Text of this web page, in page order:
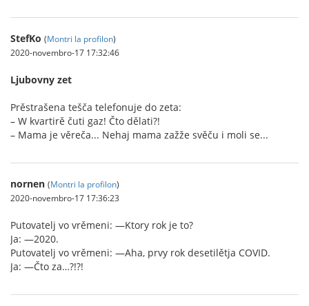
StefKo (Montri la profilon)
2020-novembro-17 17:32:46
Ljubovny zet
Prěstrašena tešča telefonuje do zeta:
– W kvartirě čuti gaz! Čto dělati?!
– Mama je věreča... Nehaj mama zažže svěču i moli se...
nornen (Montri la profilon)
2020-novembro-17 17:36:23
Putovatelj vo vrěmeni: —Ktory rok je to?
Ja: —2020.
Putovatelj vo vrěmeni: —Aha, prvy rok desetilětja COVID.
Ja: —Čto za…?!?!